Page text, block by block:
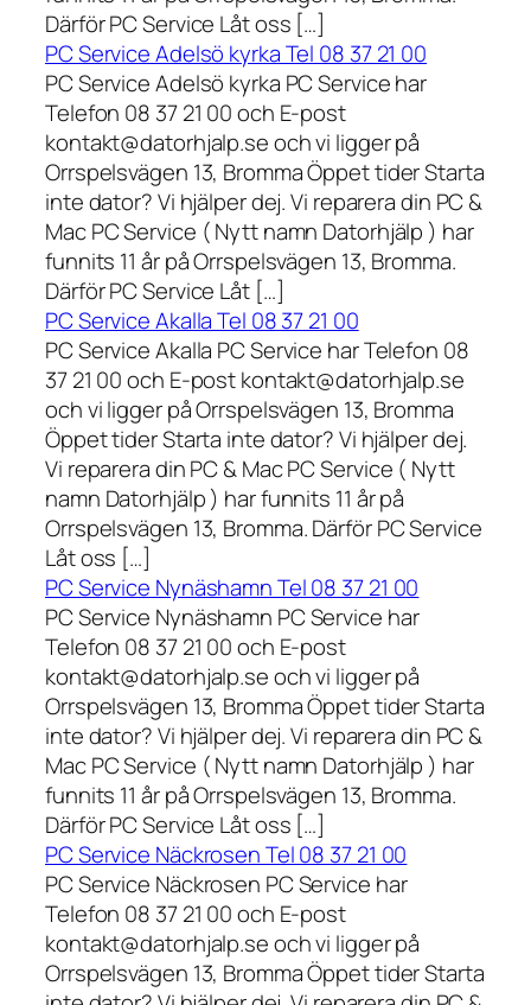
Därför PC Service Låt oss […]
PC Service Adelsö kyrka Tel 08 37 21 00
PC Service Adelsö kyrka PC Service har
Telefon 08 37 21 00 och E-post
kontakt@datorhjalp.se och vi ligger på
Orrspelsvägen 13, Bromma Öppet tider Starta
inte dator? Vi hjälper dej. Vi reparera din PC &
Mac PC Service ( Nytt namn Datorhjälp ) har
funnits 11 år på Orrspelsvägen 13, Bromma.
Därför PC Service Låt […]
PC Service Akalla Tel 08 37 21 00
PC Service Akalla PC Service har Telefon 08
37 21 00 och E-post kontakt@datorhjalp.se
och vi ligger på Orrspelsvägen 13, Bromma
Öppet tider Starta inte dator? Vi hjälper dej.
Vi reparera din PC & Mac PC Service ( Nytt
namn Datorhjälp ) har funnits 11 år på
Orrspelsvägen 13, Bromma. Därför PC Service
Låt oss […]
PC Service Nynäshamn Tel 08 37 21 00
PC Service Nynäshamn PC Service har
Telefon 08 37 21 00 och E-post
kontakt@datorhjalp.se och vi ligger på
Orrspelsvägen 13, Bromma Öppet tider Starta
inte dator? Vi hjälper dej. Vi reparera din PC &
Mac PC Service ( Nytt namn Datorhjälp ) har
funnits 11 år på Orrspelsvägen 13, Bromma.
Därför PC Service Låt oss […]
PC Service Näckrosen Tel 08 37 21 00
PC Service Näckrosen PC Service har
Telefon 08 37 21 00 och E-post
kontakt@datorhjalp.se och vi ligger på
Orrspelsvägen 13, Bromma Öppet tider Starta